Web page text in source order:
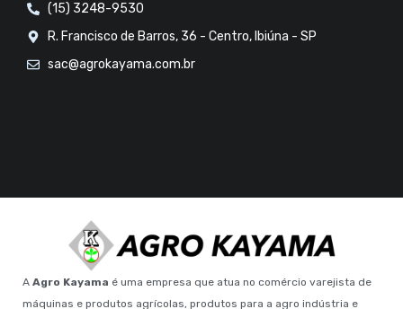
(15) 3248-9530
R. Francisco de Barros, 36 - Centro, Ibiúna - SP
sac@agrokayama.com.br
A Agro Kayama é uma empresa que atua no comércio varejista de
máquinas e produtos agrícolas, produtos para a agro indústria e